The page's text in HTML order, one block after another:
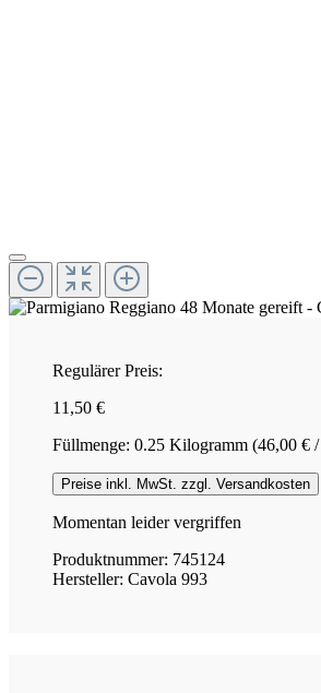
Regulärer Preis:
11,50 €
Füllmenge: 0.25 Kilogramm (46,00 €
Preise inkl. MwSt. zzgl. Versandkosten
Momentan leider vergriffen
Produktnummer: 745124
Hersteller: Cavola 993